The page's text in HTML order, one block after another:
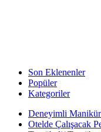
Son Eklenenler
Popüler
Kategoriler
Deneyimli
Otelde Çalışacak